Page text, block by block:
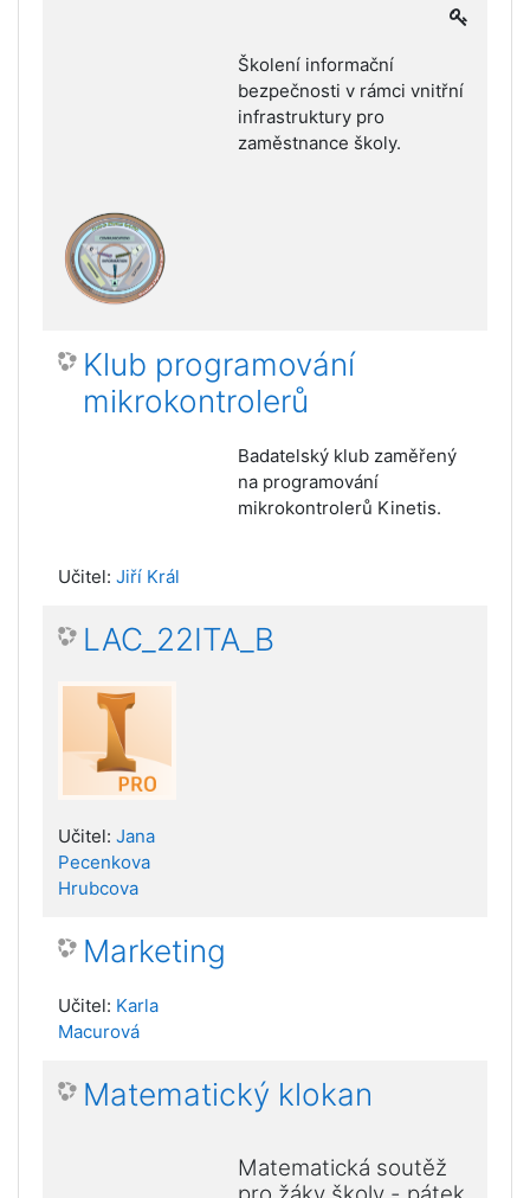
Školení informační
bezpečnosti v rámci vnitřní
infrastruktury pro
zaměstnance školy.
Klub programování
mikrokontrolerů
Badatelský klub zaměřený
na programování
mikrokontrolerů Kinetis.
Učitel: Jiří Král
LAC_22ITA_B
Učitel: Jana
Pecenkova
Hrubcova
Marketing
Učitel: Karla
Macurová
Matematický klokan
Matematická soutěž